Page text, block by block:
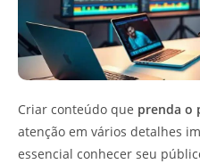
Criar conteúdo que prenda o
atenção em vários detalhes
essencial conhecer seu